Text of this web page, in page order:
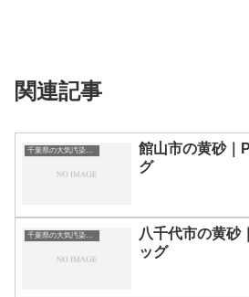
関連記事
千葉県の大気汚染・PM2.5・黄砂・エアロゾルの数値
館山市の黄砂｜
グ
千葉県の大気汚染・PM2.5・黄砂・エアロゾルの数値
八千代市の黄砂
ッグ